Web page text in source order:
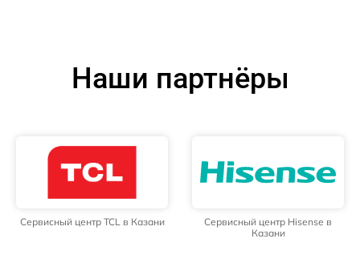
Наши партнёры
Сервисный центр TCL в Казани
Сервисный центр Hisense в
Казани